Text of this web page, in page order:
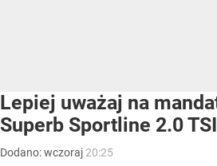
Lepiej uważaj na
Superb Sportline 2.0
Dodano:wczoraj 20:25